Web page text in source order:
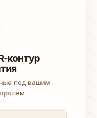
контур
под вашим